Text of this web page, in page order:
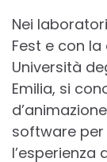
Nei
Fest e con
Università
Emilia, si
software per
l’esperienza